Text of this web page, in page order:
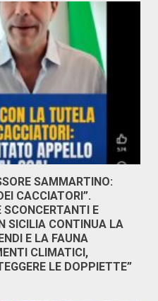
SAMMARTINO:
CACCIATORI”.
SCONCERTANTI E
SICILIA CONTINUA LA
E LA FAUNA
CLIMATICI,
LE DOPPIETTE”